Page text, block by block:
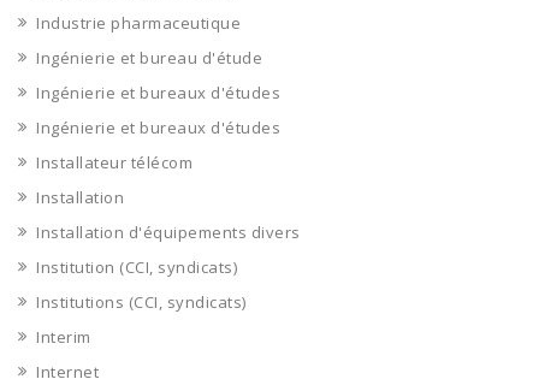
Industrie pharmaceutique
Ingénierie et bureau d'étude
Ingénierie et bureaux d'études
Ingénierie et bureaux d'études
Installateur télécom
Installation
Installation d'équipements divers
Institution (CCI, syndicats)
Institutions (CCI, syndicats)
Interim
Internet